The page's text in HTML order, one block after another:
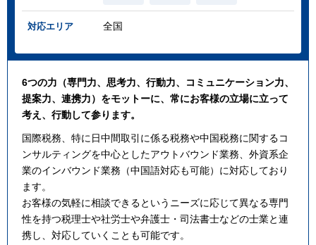
対応エリア 全国
6つの力（専門力、思考力、行動力、コミュニケーション力、
提案力、連携力）をモットーに、常にお客様の立場に立って
考え、行動して参ります。
国際税務、特に日中間取引に係る税務や中国税務に関するコ
ンサルティングを中心としたアウトバウンド業務、外資系企
業のインバウンド業務（中国語対応も可能）に対応しており
ます。
お客様の気軽に相談できるというニーズに応じて異なる専門
性を持つ税理士や社労士や弁護士・司法書士などの士業と連
携し、対応していくことも可能です。